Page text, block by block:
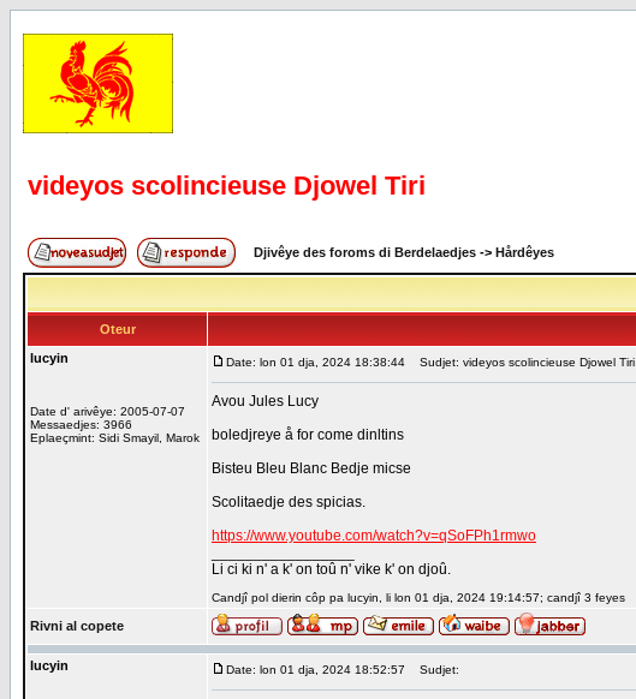
videyos scolincieuse Djowel Tiri
Djivêye des foroms di Berdelaedjes -> Hårdêyes
Oteur
lucyin
Date d' arivêye: 2005-07-07
Messaedjes: 3966
Eplaeçmint: Sidi Smayil, Marok
Date: lon 01 dja, 2024 18:38:44 Sudjet: videyos scolincieuse Djowel Tiri
Avou Jules Lucy
boledjreye å for come dinltins
Bisteu Bleu Blanc Bedje micse
Scolitaedje des spicias.
https://www.youtube.com/watch?v=qSoFPh1rmwo
Li ci ki n' a k' on toû n' vike k' on djoû.
Candjî pol dierin côp pa lucyin, li lon 01 dja, 2024 19:14:57; candjî 3 feyes
Rivni al copete
lucyin Date: lon 01 dja, 2024 18:52:57 Sudjet: